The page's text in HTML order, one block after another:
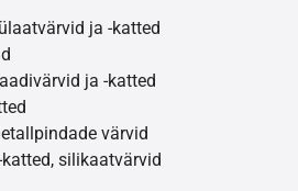
ja -katted
ja -katted
värvid
silikaatvärvid